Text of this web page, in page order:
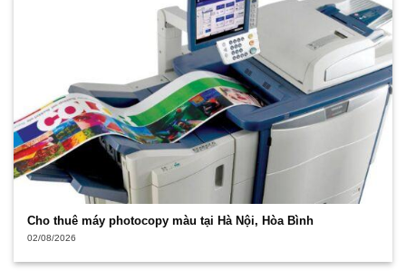
Cho thuê máy photocopy màu tại Hà Nội, Hòa Bình
02/08/2026